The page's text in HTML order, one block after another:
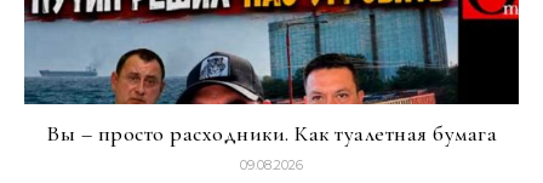
Вы – просто расходники. Как туалетная бумага
09.08.2026